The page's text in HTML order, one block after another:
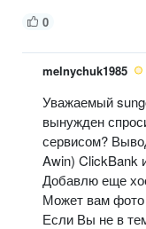
0
melnychuk1985
Уважаемый
вынужден
сервисом?
Awin) ClickBank
Добавлю еще
Может вам фото
Если Вы не в